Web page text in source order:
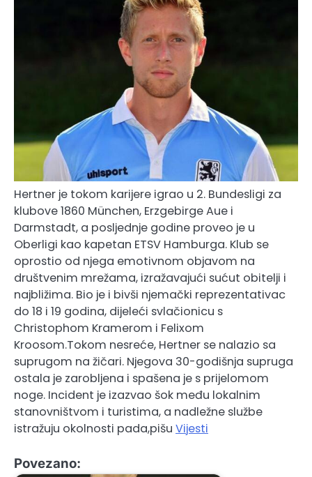
Hertner je tokom karijere igrao u 2. Bundesligi za
klubove 1860 München, Erzgebirge Aue i
Darmstadt, a posljednje godine proveo je u
Oberligi kao kapetan ETSV Hamburga. Klub se
oprostio od njega emotivnom objavom na
društvenim mrežama, izražavajući sućut obitelji i
najbližima. Bio je i bivši njemački reprezentativac
do 18 i 19 godina, dijeleći svlačionicu s
Christophom Kramerom i Felixom
Kroosom.Tokom nesreće, Hertner se nalazio sa
suprugom na žičari. Njegova 30-godišnja supruga
ostala je zarobljena i spašena je s prijelomom
noge. Incident je izazvao šok među lokalnim
stanovništvom i turistima, a nadležne službe
istražuju okolnosti pada,pišu Vijesti
Povezano: